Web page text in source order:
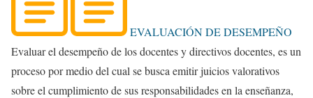
EVALUACIÓN DE DESEMPEÑO
Evaluar el desempeño de los docentes y directivos docentes, es un
proceso por medio del cual se busca emitir juicios valorativos
sobre el cumplimiento de sus responsabilidades en la enseñanza,